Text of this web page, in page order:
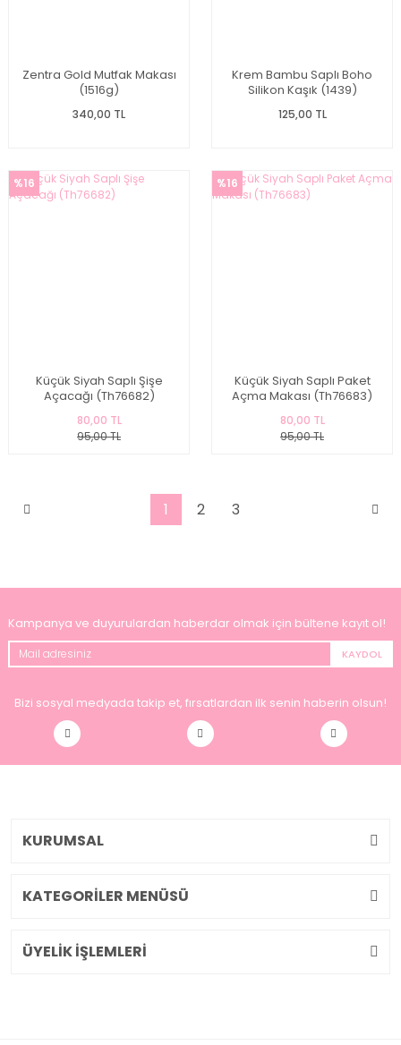
Zentra Gold Mutfak Makası
(1516g)
340,00 TL
Krem Bambu Saplı Boho
Silikon Kaşık (1439)
125,00 TL
%16
Küçük Siyah Saplı Şişe
Açacağı (Th76682)
80,00 TL
95,00 TL
%16
Küçük Siyah Saplı Paket
Açma Makası (Th76683)
80,00 TL
95,00 TL
1 2 3
Kampanya ve duyurulardan haberdar olmak için bültene kayıt ol!
KAYDOL
Bizi sosyal medyada takip et, fırsatlardan ilk senin haberin olsun!
KURUMSAL
KATEGORİLER MENÜSÜ
ÜYELİK İŞLEMLERİ